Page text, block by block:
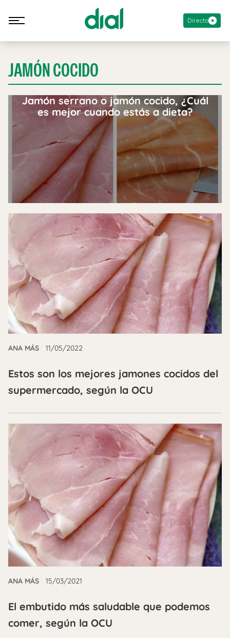
Directo
JAMÓN COCIDO
Jamón serrano o jamón cocido, ¿Cuál
es mejor cuando estás a dieta?
ANA MÁS 11/05/2022
Estos son los mejores jamones cocidos del
supermercado, según la OCU
ANA MÁS 15/03/2021
El embutido más saludable que podemos
comer, según la OCU